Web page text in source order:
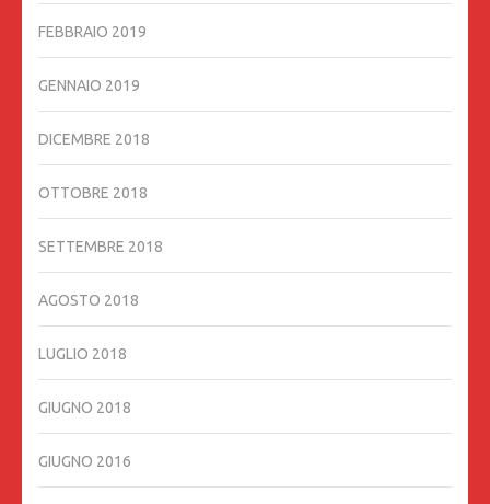
FEBBRAIO 2019
GENNAIO 2019
DICEMBRE 2018
OTTOBRE 2018
SETTEMBRE 2018
AGOSTO 2018
LUGLIO 2018
GIUGNO 2018
GIUGNO 2016